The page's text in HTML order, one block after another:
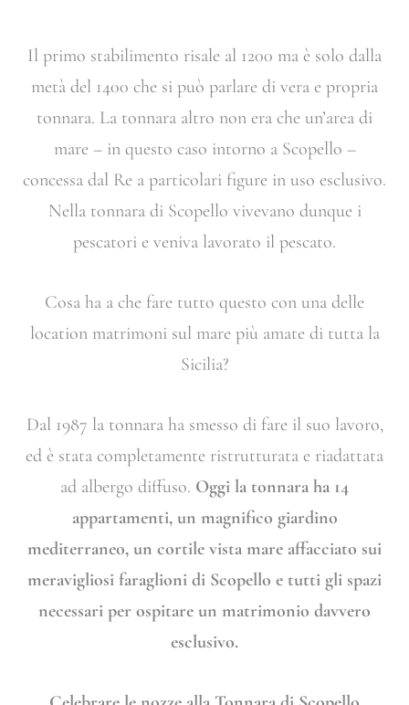
Il primo stabilimento risale al 1200 ma è solo dalla
metà del 1400 che si può parlare di vera e propria
tonnara. La tonnara altro non era che un’area di
mare – in questo caso intorno a Scopello –
concessa dal Re a particolari figure in uso esclusivo.
Nella tonnara di Scopello vivevano dunque i
pescatori e veniva lavorato il pescato.
Cosa ha a che fare tutto questo con una delle
location matrimoni sul mare più amate di tutta la
Sicilia?
Dal 1987 la tonnara ha smesso di fare il suo lavoro,
ed è stata completamente ristrutturata e riadattata
ad albergo diffuso. Oggi la tonnara ha 14
appartamenti, un magnifico giardino
mediterraneo, un cortile vista mare affacciato sui
meravigliosi faraglioni di Scopello e tutti gli spazi
necessari per ospitare un matrimonio davvero
esclusivo.